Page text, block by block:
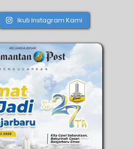
Ikuti Instagram Kami